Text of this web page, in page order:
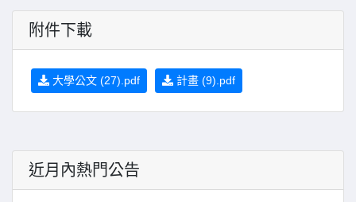
附件下載
大學公文 (27).pdf 計畫 (9).pdf
近月內熱門公告